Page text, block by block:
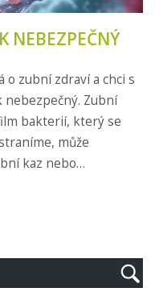
NEBEZPEČNÝ
o zubní zdraví a chci s
Zubní
bakterií, který se
může
kaz nebo
úsměv zdravý a
před poškozením.